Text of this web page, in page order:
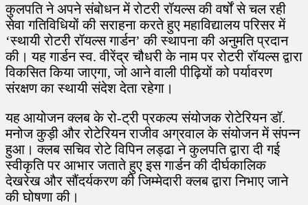
कुलपति ने अपने संबोधन में रोटरी रॉयल्स की वर्षों से चल रही
सेवा गतिविधियों की सराहना करते हुए महाविद्यालय परिसर में
‘स्थायी रोटरी रॉयल्स गार्डन’ की स्थापना की अनुमति प्रदान
की। यह गार्डन स्व. वीरेंद्र चौधरी के नाम पर रोटरी रॉयल्स द्वारा
विकसित किया जाएगा, जो आने वाली पीढ़ियों को पर्यावरण
संरक्षण का स्थायी संदेश देता रहेगा।
यह आयोजन क्लब के रो-ट्री प्रकल्प संयोजक रोटेरियन डॉ.
मनोज कुड़ी और रोटेरियन राजीव अग्रवाल के संयोजन में संपन्न
हुआ। क्लब सचिव रोटे विपिन लड्ढा ने कुलपति द्वारा दी गई
स्वीकृति पर आभार जताते हुए इस गार्डन की दीर्घकालिक
देखरेख और सौंदर्यकरण की जिम्मेदारी क्लब द्वारा निभाए जाने
की घोषणा की।